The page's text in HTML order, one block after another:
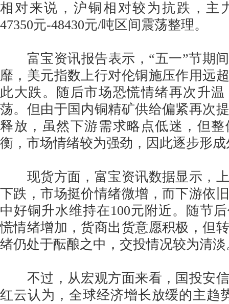
相对来说，沪铜相对较为抗跌，主
47350元-48430元/吨区间震荡整理。
富宝资讯报告表示，“五一”节期间
靡，美元指数上行对伦铜施压作用远
此大跌。随后市场恐慌情绪再次升
荡。但由于国内铜精矿供给偏紧再次
释放，虽然下游需求略点低迷，但
衡，市场情绪较为强劲，因此逐步形
现货方面，富宝资讯数据显示，上
下跌，市场挺价情绪微增，而下游依
中好铜升水维持在100元附近。随节
慌情绪增加，货商出货意愿积极，但
绪仍处于酝酿之中，交投情况较为清淡
不过，从宏观方面来看，国投安信
红云认为，全球经济增长放缓的主趋